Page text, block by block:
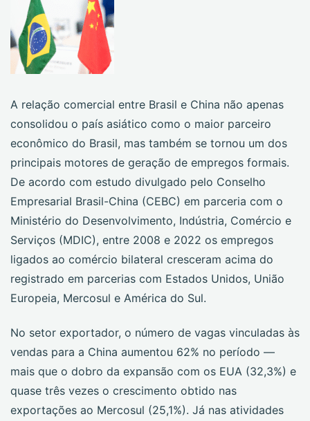
A relação comercial entre Brasil e China não apenas
consolidou o país asiático como o maior parceiro
econômico do Brasil, mas também se tornou um dos
principais motores de geração de empregos formais.
De acordo com estudo divulgado pelo Conselho
Empresarial Brasil-China (CEBC) em parceria com o
Ministério do Desenvolvimento, Indústria, Comércio e
Serviços (MDIC), entre 2008 e 2022 os empregos
ligados ao comércio bilateral cresceram acima do
registrado em parcerias com Estados Unidos, União
Europeia, Mercosul e América do Sul.
No setor exportador, o número de vagas vinculadas às
vendas para a China aumentou 62% no período —
mais que o dobro da expansão com os EUA (32,3%) e
quase três vezes o crescimento obtido nas
exportações ao Mercosul (25,1%). Já nas atividades